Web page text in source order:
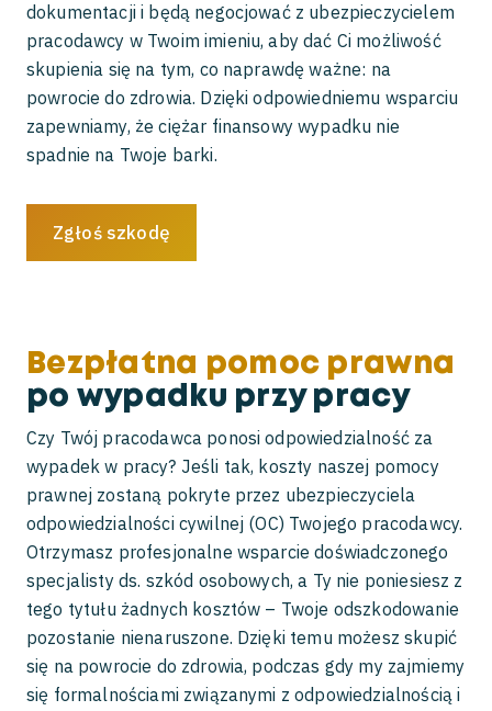
dokumentacji i będą negocjować z ubezpieczycielem
pracodawcy w Twoim imieniu, aby dać Ci możliwość
skupienia się na tym, co naprawdę ważne: na
powrocie do zdrowia. Dzięki odpowiedniemu wsparciu
zapewniamy, że ciężar finansowy wypadku nie
spadnie na Twoje barki.
Zgłoś szkodę
Bezpłatna pomoc prawna
po wypadku przy pracy
Czy Twój pracodawca ponosi odpowiedzialność za
wypadek w pracy? Jeśli tak, koszty naszej pomocy
prawnej zostaną pokryte przez ubezpieczyciela
odpowiedzialności cywilnej (OC) Twojego pracodawcy.
Otrzymasz profesjonalne wsparcie doświadczonego
specjalisty ds. szkód osobowych, a Ty nie poniesiesz z
tego tytułu żadnych kosztów – Twoje odszkodowanie
pozostanie nienaruszone. Dzięki temu możesz skupić
się na powrocie do zdrowia, podczas gdy my zajmiemy
się formalnościami związanymi z odpowiedzialnością i